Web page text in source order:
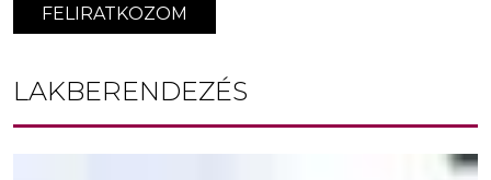
FELIRATKOZOM
LAKBERENDEZÉS